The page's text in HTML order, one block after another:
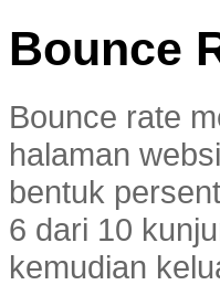
Bounce
Bounce rate
halaman
bentuk
6 dari 10
kemudian